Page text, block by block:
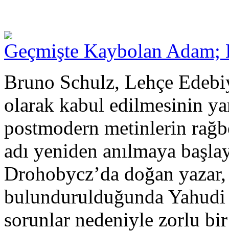
Geçmişte Kaybolan Adam;
Bruno Schulz, Lehçe
olarak kabul edilmesinin
postmodern metinlerin
adı yeniden anılmaya
Drohobycz’da doğan
bulundurulduğunda
sorunlar nedeniyle zorlu